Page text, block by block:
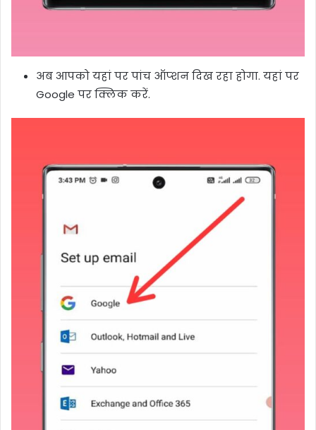
अब आपको यहां पर पांच ऑप्शन दिख रहा होगा. यहां पर
Google पर क्लिक करें.